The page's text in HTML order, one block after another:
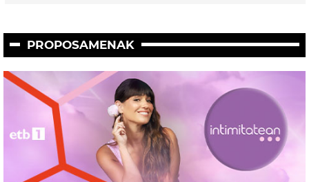
PROPOSAMENAK